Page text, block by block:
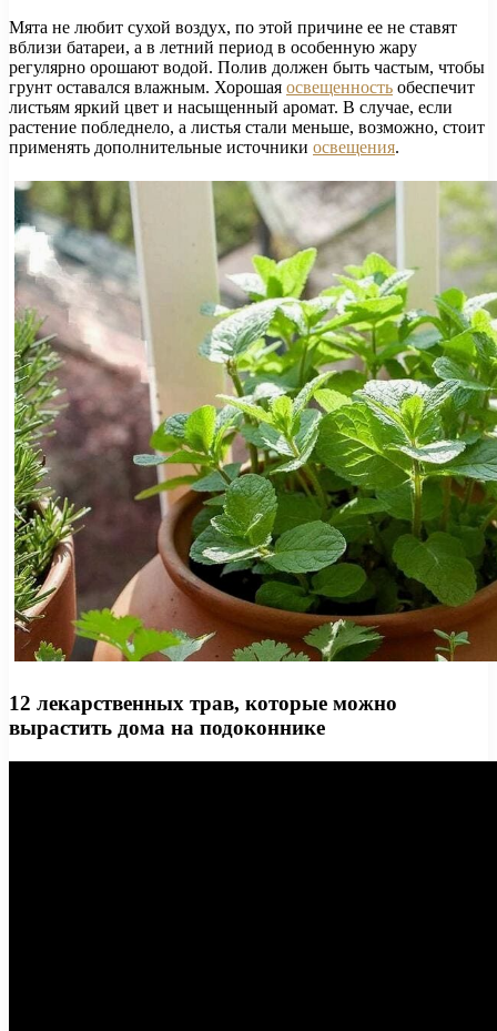
Мята не любит сухой воздух, по этой причине ее не ставят
вблизи батареи, а в летний период в особенную жару
регулярно орошают водой. Полив должен быть частым, чтобы
грунт оставался влажным. Хорошая освещенность обеспечит
листьям яркий цвет и насыщенный аромат. В случае, если
растение побледнело, а листья стали меньше, возможно, стоит
применять дополнительные источники освещения.
12 лекарственных трав, которые можно
вырастить дома на подоконнике